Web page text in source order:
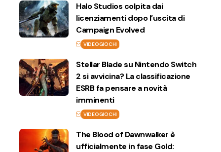
Halo Studios colpita dai
licenziamenti dopo l’uscita di
Campaign Evolved
VIDEOGIOCHI
Stellar Blade su Nintendo Switch
2 si avvicina? La classificazione
ESRB fa pensare a novità
imminenti
VIDEOGIOCHI
The Blood of Dawnwalker è
ufficialmente in fase Gold: